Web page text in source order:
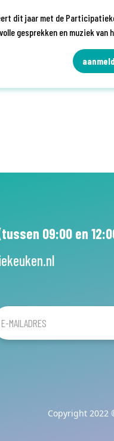
dit jaar met de
gesprekken en muziek van
09:00 en
Copyright 2022